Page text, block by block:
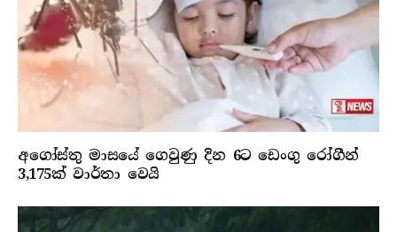
අගෝස්තු මාසයේ ගෙවුණු දින 6ට ඩෙංගු රෝගීන්
3,175ක් වාර්තා වෙයි